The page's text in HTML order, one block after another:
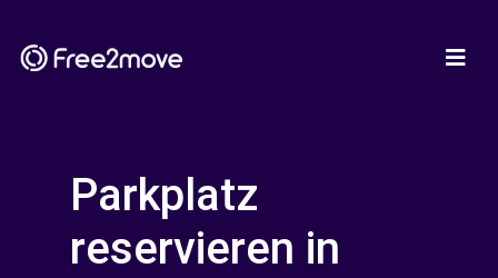
Parkplatz
reservieren in